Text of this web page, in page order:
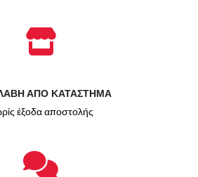
ΑΠΟ ΚΑΤΑΣΤΗΜΑ
έξοδα αποστολής